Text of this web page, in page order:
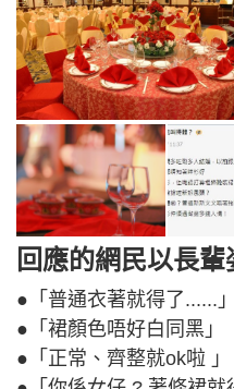
回應的網民以長輩
●「普通衣著就得了......」
●「裙顏色唔好白同黑」
●「正常、齊整就ok啦 」